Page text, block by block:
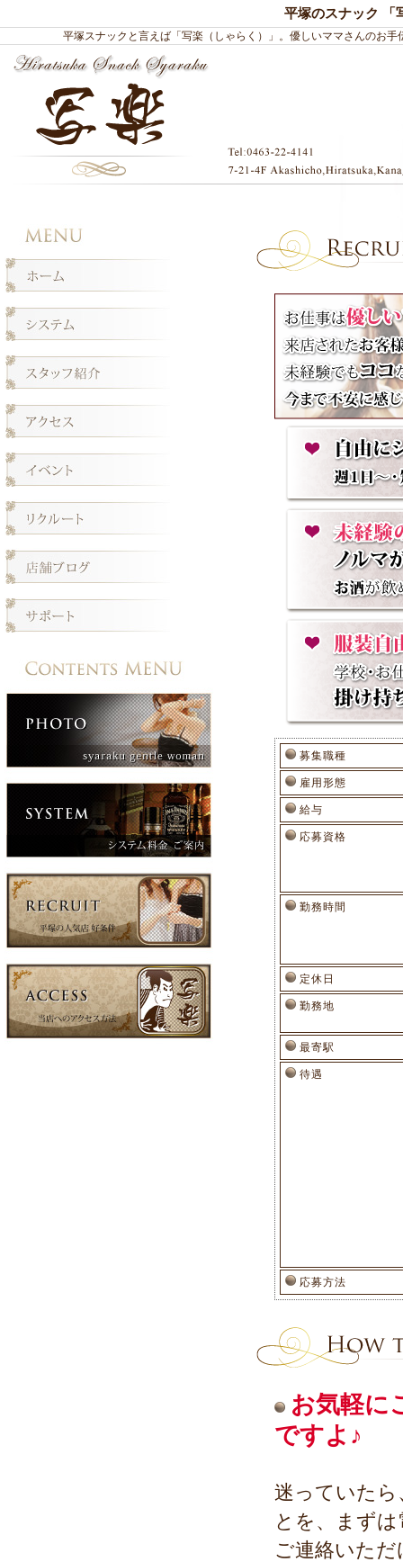
平塚のスナック 「
平塚スナック と言えば「写楽（しゃらく）」。優しいママさんのお
募集職種
雇用形態
給与
応募資格
勤務時間
定休日
勤務地
最寄駅
待遇
応募方法
お気軽に
ですよ♪
迷っていた
とを、まず
ご連絡いた